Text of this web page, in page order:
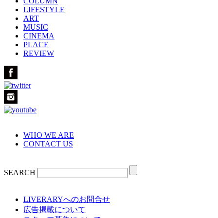
LIFESTYLE
ART
MUSIC
CINEMA
PLACE
REVIEW
WHO WE ARE
CONTACT US
SEARCH
LIVERARYへのお問合せ
広告掲載について